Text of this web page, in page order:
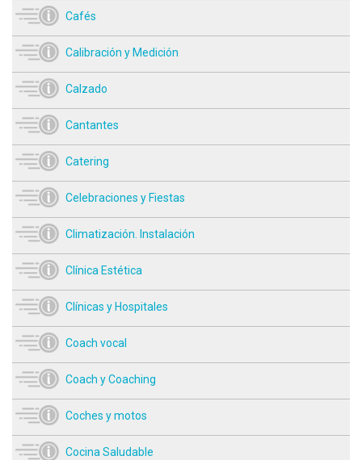
Cafés
Calibración y Medición
Calzado
Cantantes
Catering
Celebraciones y Fiestas
Climatización. Instalación
Clínica Estética
Clínicas y Hospitales
Coach vocal
Coach y Coaching
Coches y motos
Cocina Saludable